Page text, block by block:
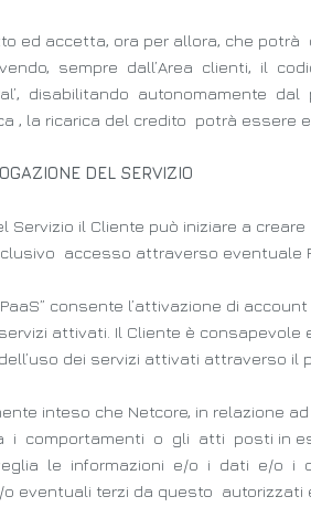
ed accetta, ora per allora, che potrà
sempre dall’Area clienti, il
disabilitando autonomamente
, la ricarica del credito potrà
DEL SERVIZIO
Servizio il Cliente può iniziare a
accesso attraverso eventuale
consente l’attivazione di
attivati. Il Cliente è
dei servizi attivati attraverso il
inteso che Netcore, in relazione
comportamenti o gli atti posti in
le informazioni e/o i dati e/o i
o eventuali terzi da questo